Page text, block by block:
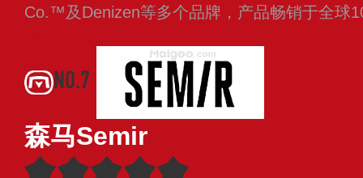
Co.™及Denizen等多个品牌，产品畅销于全球
NO.7
森马Semir